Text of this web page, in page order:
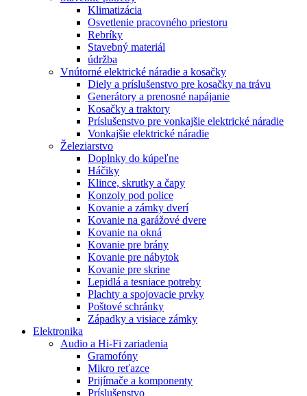
Klimatizácia
Osvetlenie pracovného priestoru
Rebríky
Stavebný materiál
údržba
Vnútorné elektrické náradie a kosačky
Diely a príslušenstvo pre kosačky na trávu
Generátory a prenosné napájanie
Kosačky a traktory
Príslušenstvo pre vonkajšie elektrické náradie
Vonkajšie elektrické náradie
Železiarstvo
Doplnky do kúpeľne
Háčiky
Klince, skrutky a čapy
Konzoly pod police
Kovanie a zámky dverí
Kovanie na garážové dvere
Kovanie na okná
Kovanie pre brány
Kovanie pre nábytok
Kovanie pre skrine
Lepidlá a tesniace potreby
Plachty a spojovacie prvky
Poštové schránky
Západky a visiace zámky
Elektronika
Audio a Hi-Fi zariadenia
Gramofóny
Mikro reťazce
Prijímače a komponenty
Príslušenstvo